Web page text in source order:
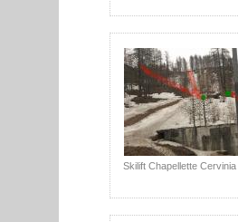
Skilift Chapellette Cervinia